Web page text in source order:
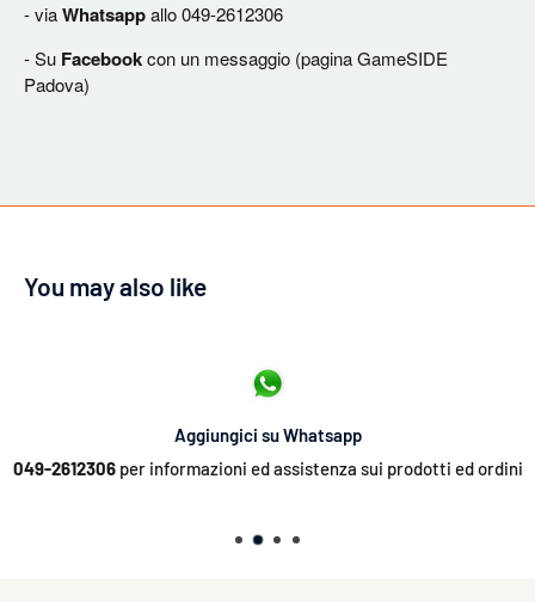
- viaWhatsappallo 049-2612306
- Su Facebookcon un messaggio (pagina GameSIDE
Padova)
You may also like
Aggiungici su Whatsapp
049-2612306per informazioni ed assistenza sui prodotti ed ordini